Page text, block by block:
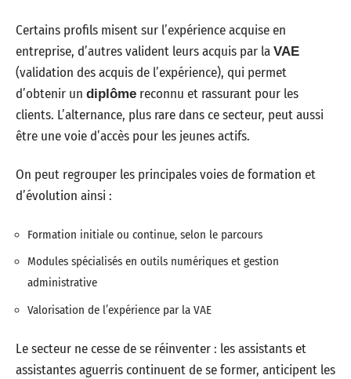
Certains profils misent sur l’expérience acquise en
entreprise, d’autres valident leurs acquis par la VAE
(validation des acquis de l’expérience), qui permet
d’obtenir un diplôme reconnu et rassurant pour les
clients. L’alternance, plus rare dans ce secteur, peut aussi
être une voie d’accès pour les jeunes actifs.
On peut regrouper les principales voies de formation et
d’évolution ainsi :
Formation initiale ou continue, selon le parcours
Modules spécialisés en outils numériques et gestion
administrative
Valorisation de l’expérience par la VAE
Le secteur ne cesse de se réinventer : les assistants et
assistantes aguerris continuent de se former, anticipent les